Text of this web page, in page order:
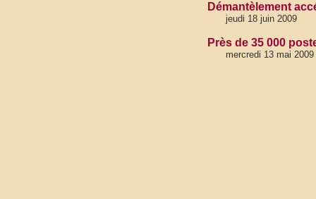
Démantèlement
jeudi 18 juin 2009
Près de 35 000
mercredi 13 mai 2009